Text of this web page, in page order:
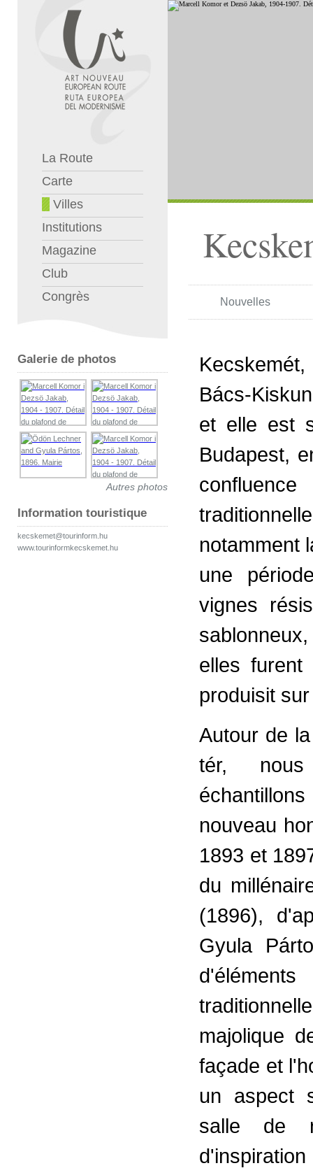
La Route
Carte
Villes
Institutions
Magazine
Club
Congrès
Galerie de photos
Autres photos
Information touristique
kecskemet@tourinform.hu
www.tourinformkecskemet.hu
Nouvelles
Bács-
et elle est
Budapest,
notamment
une
vignes
elles
produisit
Autour de
tér, nous
nouveau
1893 et
du
(1896),
Gyula
majolique
façade et
un aspect
salle de